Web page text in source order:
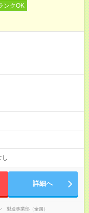
ンクOK
し
詳細へ
製造事業部（全国）